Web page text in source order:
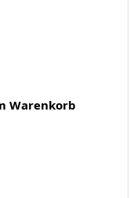
Warenkorb